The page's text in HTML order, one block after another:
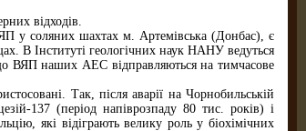
відходів.
у соляних шахтах м. Артемівська (Донбас), є
В Інституті геологічних наук НАНУ ведуться
ВЯП наших АЕС відправляються на тимчасове
Так, після аварії на Чорнобильській
137 (період напіврозпаду 80 тис. років) і
які відіграють велику роль у біохімічних